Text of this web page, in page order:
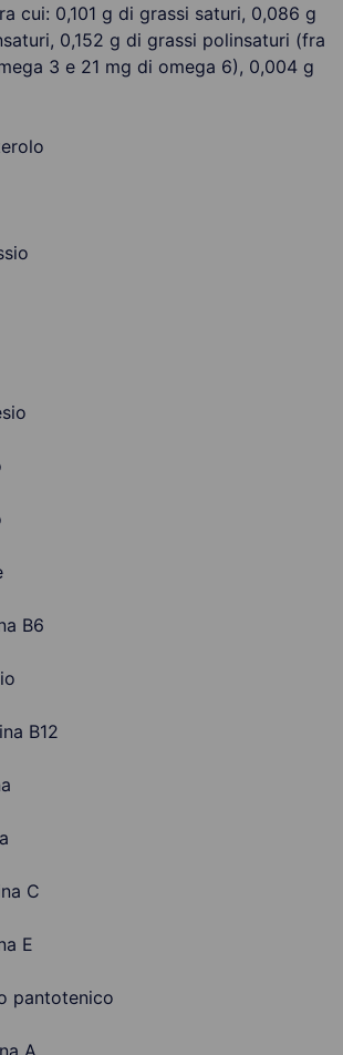
cui: 0,101 g di grassi saturi, 0,086 g
0,152 g di grassi polinsaturi (fra
3 e 21 mg di omega 6), 0,004 g
B6
B12
C
E
pantotenico
A